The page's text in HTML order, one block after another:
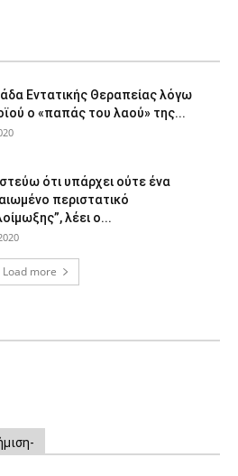
Εντατικής Θεραπείας λόγω
ο «παπάς του λαού» της...
ότι υπάρχει ούτε ένα
περιστατικό
λέει ο...
Load more